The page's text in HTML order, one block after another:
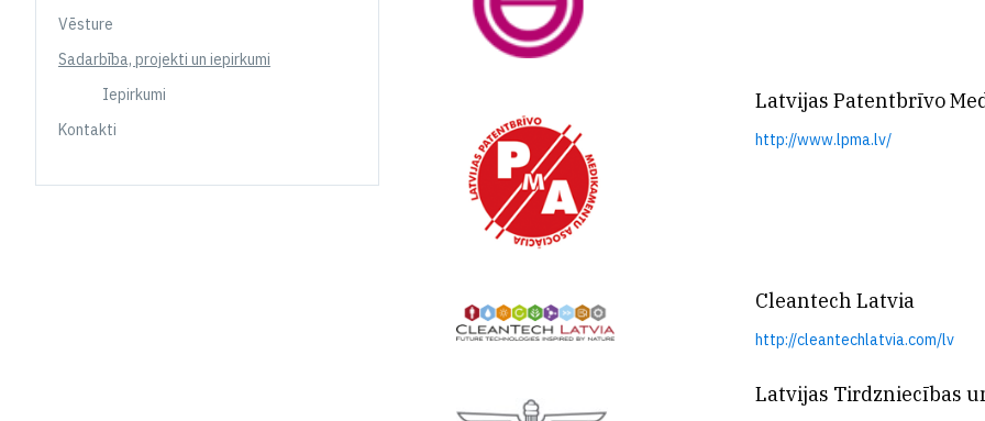
Vēsture
Sadarbība, projekti un iepirkumi
Iepirkumi
Kontakti
Latvijas Patentbrīvo
http://www.lpma.lv/
Cleantech Latvia
http://cleantechlatvia.com/lv
Latvijas Tirdzniecības